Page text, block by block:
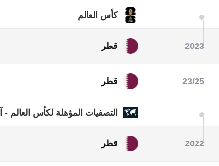
كأس العالم
2023 قطر
23/25
قطر
التصفيات المؤهلة لكأس العالم -
2022 قطر